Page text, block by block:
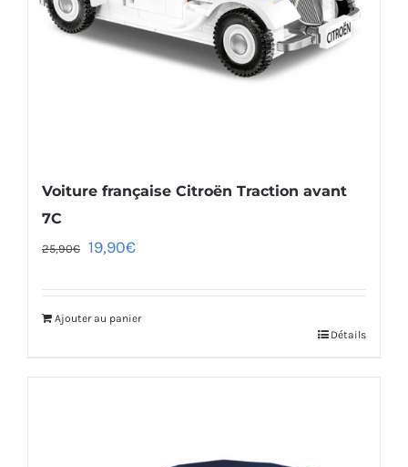
Voiture française Citroën Traction avant
7C
25,90€ 19,90€
Ajouter au panier
Détails